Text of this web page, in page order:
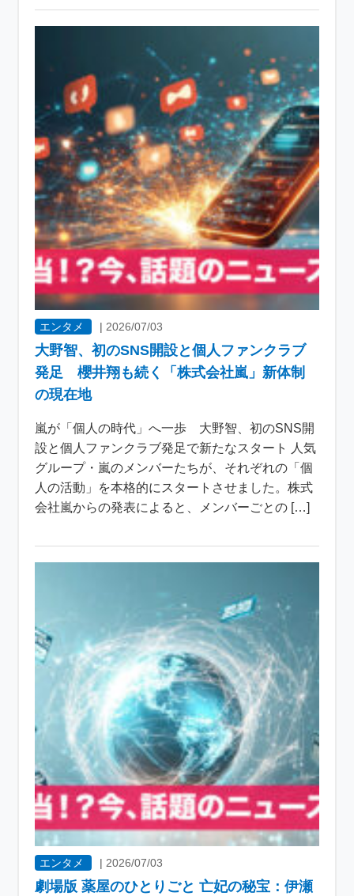
エンタメ | 2026/07/03
大野智、初のSNS開設と個人ファンクラブ
発足 櫻井翔も続く「株式会社嵐」新体制
の現在地
嵐が「個人の時代」へ一歩 大野智、初のSNS開
設と個人ファンクラブ発足で新たなスタート 人気
グループ・嵐のメンバーたちが、それぞれの「個
人の活動」を本格的にスタートさせました。株式
会社嵐からの発表によると、メンバーごとの […]
エンタメ |2026/07/03
劇場版 薬屋のひとりごと 亡妃の秘宝：伊瀬